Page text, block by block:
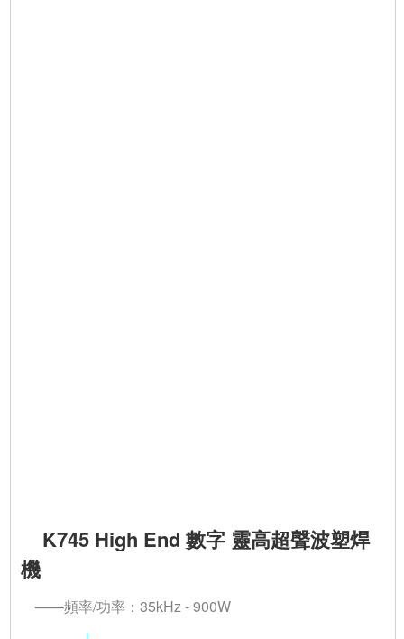
K745 High End 數字 靈高超聲波塑焊
機
——頻率/功率：35kHz - 900W